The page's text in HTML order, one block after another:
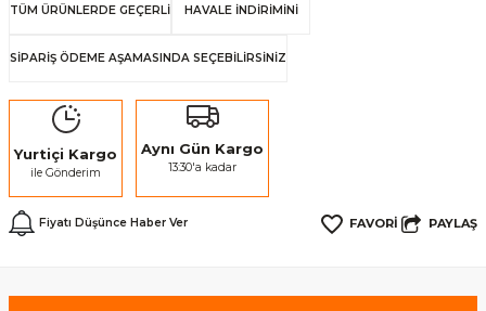
TÜM ÜRÜNLERDE GEÇERLİ HAVALE İNDİRİMİNİ
SİPARİŞ ÖDEME AŞAMASINDA SEÇEBİLİRSİNİZ
Yurtiçi Kargo
ile Gönderim
Aynı Gün Kargo
13:30'a kadar
Fiyatı Düşünce Haber Ver PAYLAŞ